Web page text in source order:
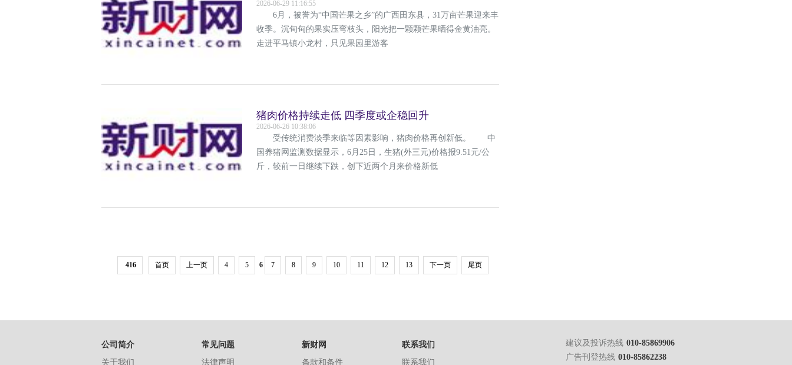
2026-06-29 11:16:55
6月，被誉为“中国芒果之乡”的广西田东县，31万亩芒果迎来丰
收季。沉甸甸的果实压弯枝头，阳光把一颗颗芒果晒得金黄油亮。
走进平马镇小龙村，只见果园里游客
猪肉价格持续走低 四季度或企稳回升
2026-06-26 10:38:06
受传统消费淡季来临等因素影响，猪肉价格再创新低。 中
国养猪网监测数据显示，6月25日，生猪(外三元)价格报9.51元/公
斤，较前一日继续下跌，创下近两个月来价格新低
416 首页 上一页 4 5 6 7 8 9 10 11 12 13 下一页 尾页
公司简介
关于我们
常见问题
法律声明
新财网
条款和条件
联系我们
联系我们
建议及投诉热线 010-85869906
广告刊登热线 010-85862238